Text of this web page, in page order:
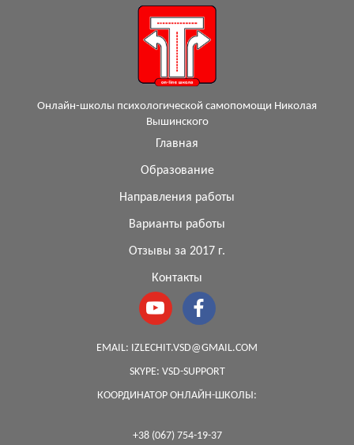
Онлайн-школы психологической самопомощи Николая
Вышинского
Главная
Образование
Направления работы
Варианты работы
Отзывы за 2017 г.
Контакты
EMAIL: IZLECHIT.VSD@GMAIL.COM
SKYPE: VSD-SUPPORT
КООРДИНАТОР ОНЛАЙН-ШКОЛЫ:
+38 (067) 754-19-37